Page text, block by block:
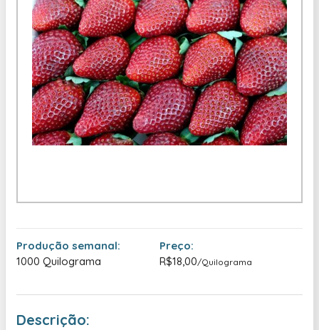
Produção semanal:
1000 Quilograma
Preço:
R$18,00/Quilograma
Descrição: